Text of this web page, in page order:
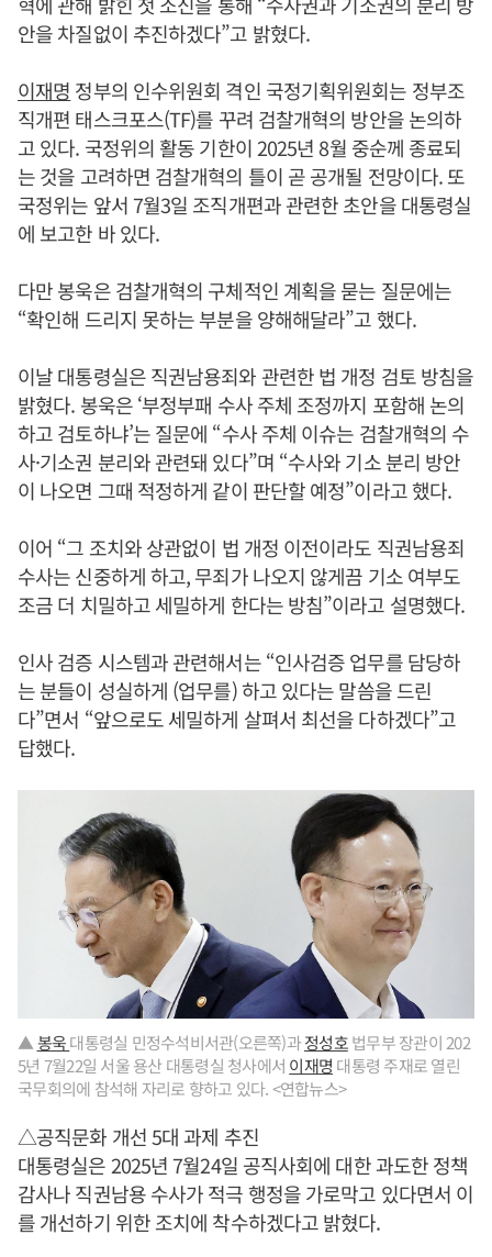
안을 차질없이 추진하겠다”고 밝혔다.
이재명 정부의 인수위원회 격인 국정기획위원회는 정부조
직개편 태스크포스(TF)를 꾸려 검찰개혁의 방안을 논의하
고 있다. 국정위의 활동 기한이 2025년 8월 중순께 종료되
는 것을 고려하면 검찰개혁의 틀이 곧 공개될 전망이다. 또
국정위는 앞서 7월3일 조직개편과 관련한 초안을 대통령실
에 보고한 바 있다.
다만 봉욱은 검찰개혁의 구체적인 계획을 묻는 질문에는
“확인해 드리지 못하는 부분을 양해해달라”고 했다.
이날 대통령실은 직권남용죄와 관련한 법 개정 검토 방침을
밝혔다. 봉욱은 ‘부정부패 수사 주체 조정까지 포함해 논의
하고 검토하냐’는 질문에 “수사 주체 이슈는 검찰개혁의 수
사·기소권 분리와 관련돼 있다”며 “수사와 기소 분리 방안
이 나오면 그때 적정하게 같이 판단할 예정”이라고 했다.
이어 “그 조치와 상관없이 법 개정 이전이라도 직권남용죄
수사는 신중하게 하고, 무죄가 나오지 않게끔 기소 여부도
조금 더 치밀하고 세밀하게 한다는 방침”이라고 설명했다.
인사 검증 시스템과 관련해서는 “인사검증 업무를 담당하
는 분들이 성실하게 (업무를) 하고 있다는 말씀을 드린
다”면서 “앞으로도 세밀하게 살펴서 최선을 다하겠다”고
답했다.
▲봉욱대통령실 민정수석비서관(오른쪽)과정성호법무부 장관이 202
5년 7월22일 서울 용산 대통령실 청사에서 이재명 대통령 주재로 열린
국무회의에 참석해 자리로 향하고 있다. <연합뉴스>
△공직문화 개선 5대 과제 추진
대통령실은 2025년 7월24일 공직사회에 대한 과도한 정책
감사나 직권남용 수사가 적극 행정을 가로막고 있다면서 이
를 개선하기 위한 조치에 착수하겠다고 밝혔다.